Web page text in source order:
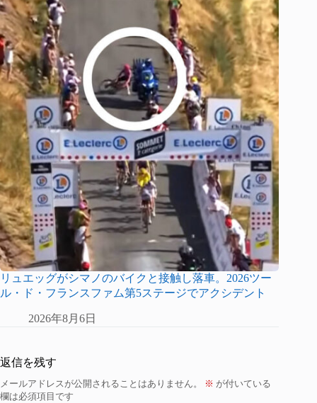
リュエッグがシマノのバイクと接触し落車。2026ツー
ル・ド・フランスファム第5ステージでアクシデント
2026年8月6日
返信を残す
メールアドレスが公開されることはありません。 ※ が付いている
欄は必須項目です